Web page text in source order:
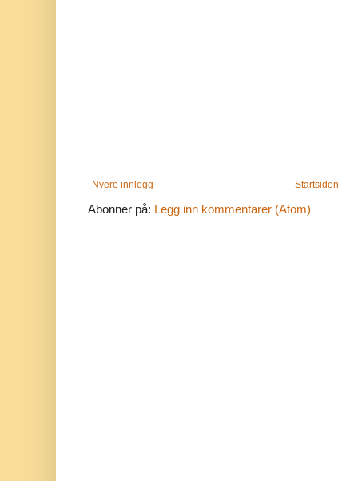
Nyere innlegg Startsiden
Abonner på: Legg inn kommentarer (Atom)